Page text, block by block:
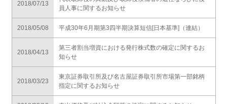
2018/07/13
員人事に関するお知らせ
2018/05/08 平成30年6月期第3四半期決算短信[日本基準]（連結）
2018/04/13
第三者割当増資における発行株式数の確定に関するお
知らせ
2018/03/23
東京証券取引所及び名古屋証券取引所市場第一部銘柄
指定に関するお知らせ